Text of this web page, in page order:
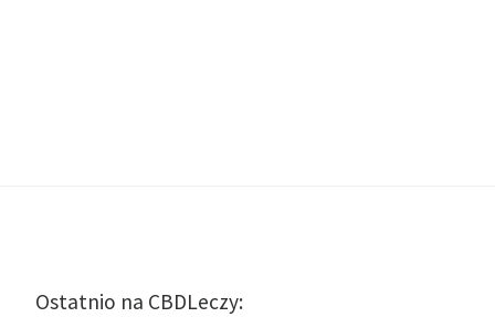
Ostatnio na CBDLeczy: